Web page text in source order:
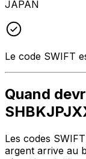
JAPAN
Le code SWIFT
Quand
Les codes
argent arrive au